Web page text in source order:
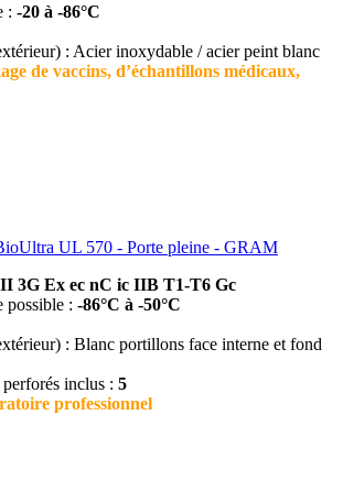
: -20 à -86°C
: Acier inoxydable / acier peint blanc
de vaccins, d’échantillons médicaux,
UL 570 - Porte pleine - GRAM
3G Ex ec nC ic IIB T1-T6 Gc
possible : -86°C à -50°C
: Blanc portillons face interne et fond
inclus : 5
professionnel